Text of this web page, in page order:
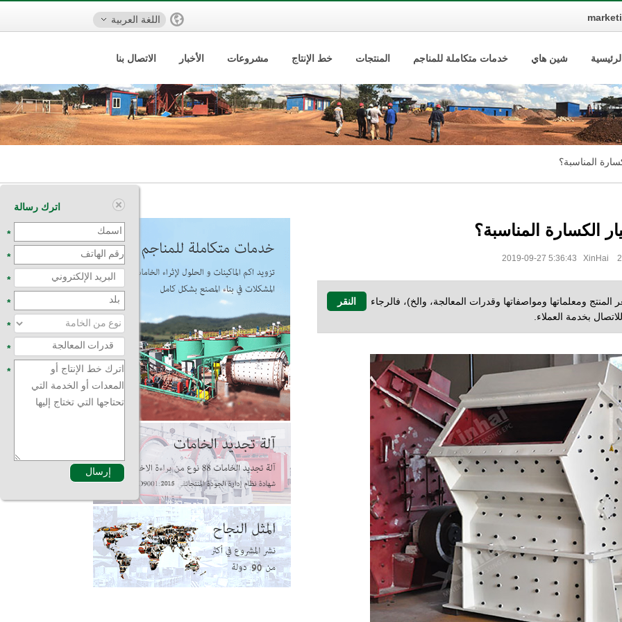
اللغة العربية
شين هاي خدمات متكاملة للمناجم المنتجات خط الإنتاج مشروعات الأخبار الاتصال بنا
المناسبة؟
الكسارة المناسبة؟
ومعلماتها ومواصفاتها وقدرات المعالجة، والخ)، فالرجاء
النقر
بخدمة العملاء.
اترك رسالة
*
*
*
*
*
*
*